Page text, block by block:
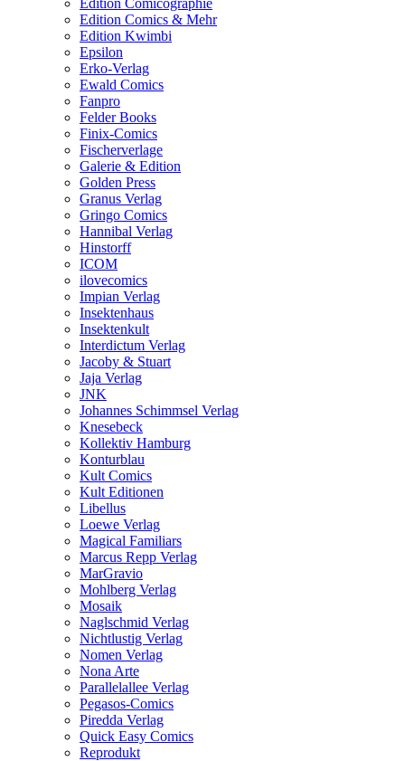
Edition Comicographie
Edition Comics & Mehr
Edition Kwimbi
Epsilon
Erko-Verlag
Ewald Comics
Fanpro
Felder Books
Finix-Comics
Fischerverlage
Galerie & Edition
Golden Press
Granus Verlag
Gringo Comics
Hannibal Verlag
Hinstorff
ICOM
ilovecomics
Impian Verlag
Insektenhaus
Insektenkult
Interdictum Verlag
Jacoby & Stuart
Jaja Verlag
JNK
Johannes Schimmsel Verlag
Knesebeck
Kollektiv Hamburg
Konturblau
Kult Comics
Kult Editionen
Libellus
Loewe Verlag
Magical Familiars
Marcus Repp Verlag
MarGravio
Mohlberg Verlag
Mosaik
Naglschmid Verlag
Nichtlustig Verlag
Nomen Verlag
Nona Arte
Parallelallee Verlag
Pegasos-Comics
Piredda Verlag
Quick Easy Comics
Reprodukt